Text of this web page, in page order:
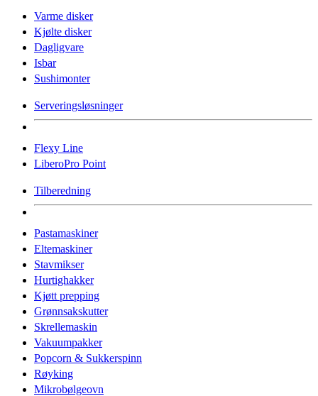
Varme disker
Kjølte disker
Dagligvare
Isbar
Sushimonter
Serveringsløsninger
Flexy Line
LiberoPro Point
Tilberedning
Pastamaskiner
Eltemaskiner
Stavmikser
Hurtighakker
Kjøtt prepping
Grønnsakskutter
Skrellemaskin
Vakuumpakker
Popcorn & Sukkerspinn
Røyking
Mikrobølgeovn